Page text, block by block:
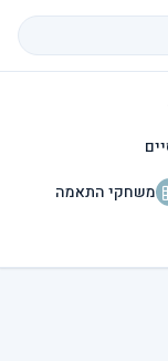
משחקי התאמה